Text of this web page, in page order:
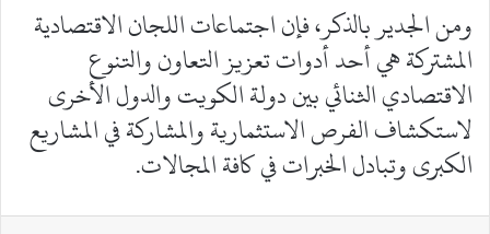
ومن الجدير بالذكر، فإن اجتماعات اللجان الاقتصادية
المشتركة هي أحد أدوات تعزيز التعاون والتنوع
الاقتصادي الثنائي بين دولة الكويت والدول الأخرى
لاستكشاف الفرص الاستثمارية والمشاركة في المشاريع
الكبرى وتبادل الخبرات في كافة المجالات.